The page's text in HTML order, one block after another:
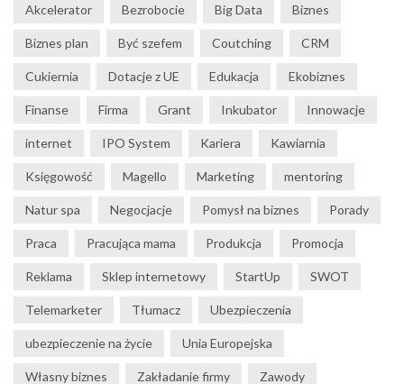
Akcelerator Bezrobocie Big Data Biznes
Biznes plan Być szefem Coutching CRM
Cukiernia Dotacje z UE Edukacja Ekobiznes
Finanse Firma Grant Inkubator Innowacje
internet IPO System Kariera Kawiarnia
Księgowość Magello Marketing mentoring
Natur spa Negocjacje Pomysł na biznes Porady
Praca Pracująca mama Produkcja Promocja
Reklama Sklep internetowy StartUp SWOT
Telemarketer Tłumacz Ubezpieczenia
ubezpieczenie na życie Unia Europejska
Własny biznes Zakładanie firmy Zawody